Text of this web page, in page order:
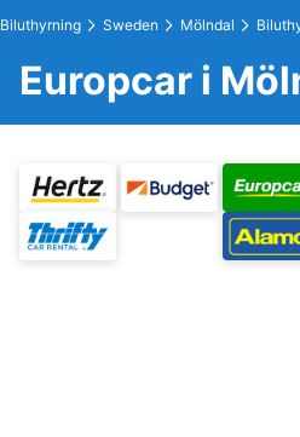
Biluthyrning Sweden Mölndal
Europcar i